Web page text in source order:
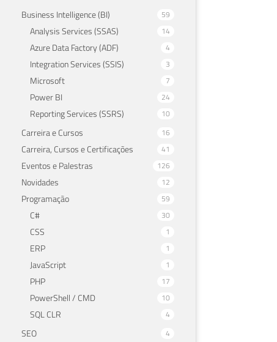
Business Intelligence (BI) 59
Analysis Services (SSAS) 14
Azure Data Factory (ADF) 4
Integration Services (SSIS) 3
Microsoft 7
Power BI 24
Reporting Services (SSRS) 10
Carreira e Cursos 16
Carreira, Cursos e Certificações 41
Eventos e Palestras 126
Novidades 12
Programação 59
C# 30
CSS 1
ERP 1
JavaScript 1
PHP 17
PowerShell / CMD 10
SQL CLR 4
SEO 4